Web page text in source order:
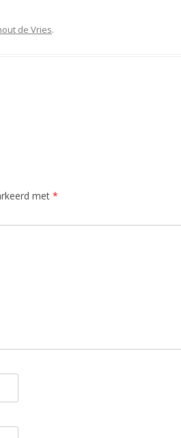
de Vries.
met *